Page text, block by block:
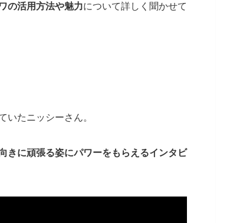
の活用方法や魅力について詳しく聞かせて
いたニッシーさん。
きに頑張る姿にパワーをもらえるインタビ